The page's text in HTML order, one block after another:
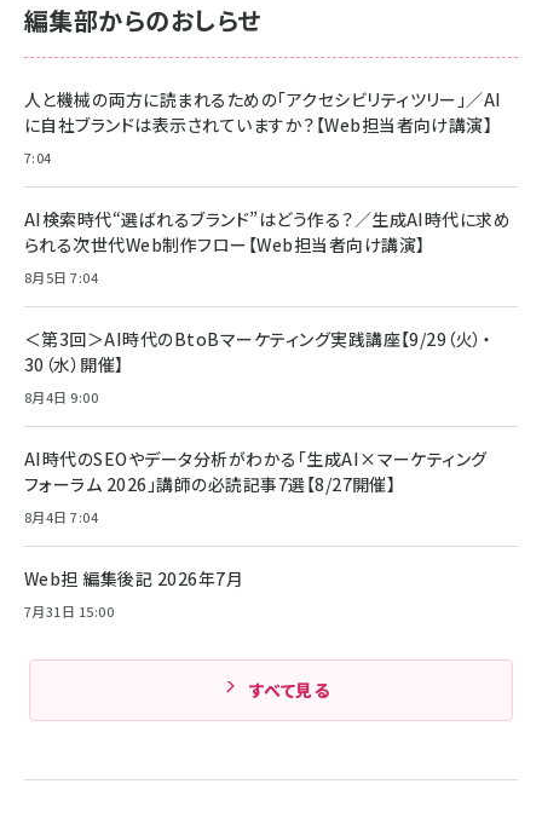
anan(アンアン)2026/06/24号 No.2500増刊
スペシャルエディション[王道エンタメの矜持／
￥1,100
年後半、あなたの恋と運命／山田涼介]
￥880
Amazonランキングをもっと見る
NIMASO ガラスフィルム iPhone 17 用 保護フィ
すい ガイド枠付き いPhone17 (6.3インチ) 対応
2枚セット DSP25F1698
￥1,599
【New】Amazon Fire TV Stick HD | 手軽にスト
レイヤー
￥6,980
Anker Soundcore P31i (Bluetooth 6.1) 【完
全ワイヤレスイヤホン/アクティブノイズキャンセリ
ング/マルチポイント接続 / 最大50時間再生 / PSE
Anker PowerLine III Flow USB-C & USB-C
ケーブル Anker絡まないケーブル 240W 結束バン
ド付き USB PD対応 シリコン素材採用 iPhone
17 / 16 / 15 / Galaxy iPad Pro MacBook
Amazonランキングをもっと見る
Amazon eギフトカード - Amazonロゴ - クラ
￥5,000
ケーブル Anker絡まないケーブル 240W 結束バン
17 / 16 / 15 / Galaxy iPad Pro MacBook
Pro/Air 各種対応 (1.8m ミッドナイトブラック)
￥1,890
キャンペーン】
￥4,857
編集部からのおしらせ
人と機械の両方に読まれるための「アクセシビリティツリー」／AI
に自社ブランドは表示されていますか？【Web担当者向け講演】
7:04
AI検索時代“選ばれるブランド”はどう作る？／生成AI時代に求め
られる次世代Web制作フロー【Web担当者向け講演】
8月5日 7:04
＜第3回＞AI時代のBtoBマーケティング実践講座【9/29（火）・
30（水）開催】
8月4日 9:00
AI時代のSEOやデータ分析がわかる「生成AI×マーケティング
フォーラム 2026」講師の必読記事7選【8/27開催】
8月4日 7:04
Web担 編集後記 2026年7月
7月31日 15:00
すべて見る